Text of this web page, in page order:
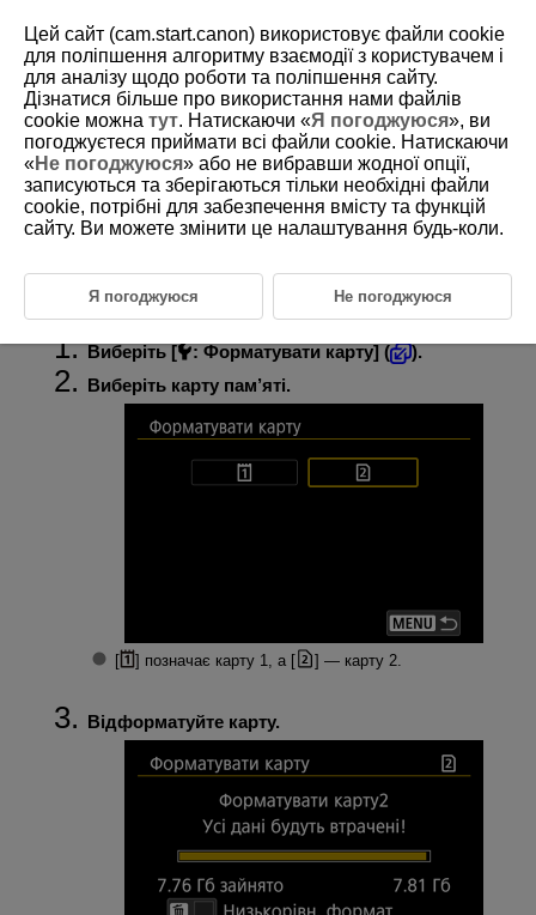
D388-206
Форматування карти
Якщо карта пам’яті нова або її відформатовано (ініціалізовано) на
іншій камері чи комп’ютері, відформатуйте карту на цій камері.
Виберіть [ : Форматувати карту] (
).
Виберіть карту пам’яті.
[ ] позначає карту 1, а [ ] — карту 2.
Відформатуйте карту.
Цей сайт (cam.start.canon) використовує файли cookie
для поліпшення алгоритму взаємодії з користувачем і
для аналізу щодо роботи та поліпшення сайту.
Дізнатися більше про використання нами файлів
cookie можна тут. Натискаючи «Я погоджуюся», ви
погоджуєтеся приймати всі файли cookie. Натискаючи
«Не погоджуюся» або не вибравши жодної опції,
записуються та зберігаються тільки необхідні файли
cookie, потрібні для забезпечення вмісту та функцій
сайту. Ви можете змінити це налаштування будь-коли.
Я погоджуюся Не погоджуюся